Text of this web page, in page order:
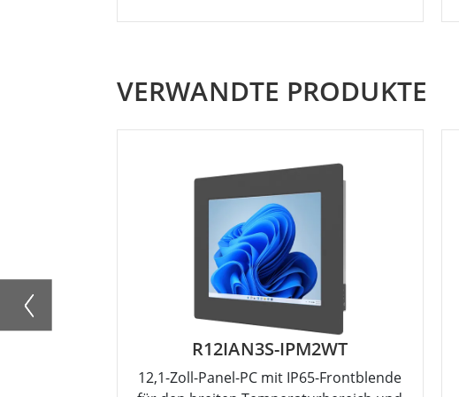
VERWANDTE PRODUKTE
R12IAN3S-IPM2WT
12,1-Zoll-Panel-PC mit IP65-Frontblende